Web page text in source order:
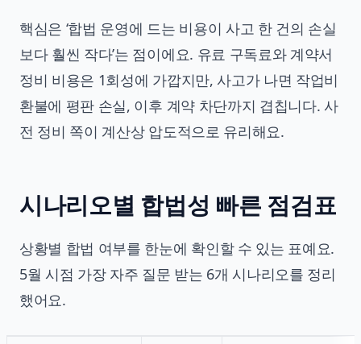
핵심은 ‘합법 운영에 드는 비용이 사고 한 건의 손실
보다 훨씬 작다’는 점이에요. 유료 구독료와 계약서
정비 비용은 1회성에 가깝지만, 사고가 나면 작업비
환불에 평판 손실, 이후 계약 차단까지 겹칩니다. 사
전 정비 쪽이 계산상 압도적으로 유리해요.
시나리오별 합법성 빠른 점검표
상황별 합법 여부를 한눈에 확인할 수 있는 표예요.
5월 시점 가장 자주 질문 받는 6개 시나리오를 정리
했어요.